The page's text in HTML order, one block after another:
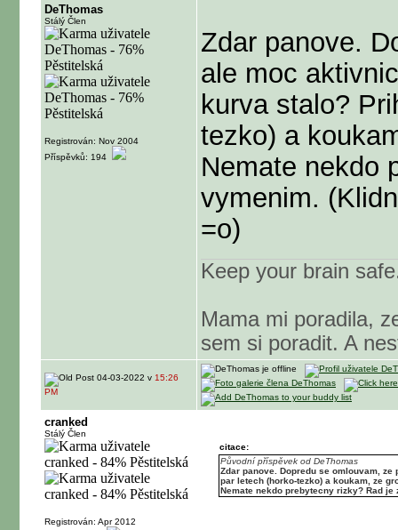
DeThomas
Stálý Člen
Registrován: Nov 2004
Příspěvků: 194
Zdar panove.
ale moc
kurva stalo?
tezko) a
Nemate nekdo
vymenim.
=o)
Keep your brain
Mama mi poradila,
sem si poradit. A
04-03-2022 v 15:26
PM
cranked
Stálý Člen
Registrován: Apr 2012
citace:
Původní příspěvek od DeThomas
Zdar panove. Dopredu se omlouvam,
par letech (horko-tezko) a koukam, ze
Nemate nekdo prebytecny rizky? Rad